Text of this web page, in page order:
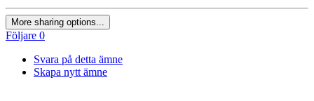
More sharing options...
Följare 0
Svara på detta ämne
Skapa nytt ämne